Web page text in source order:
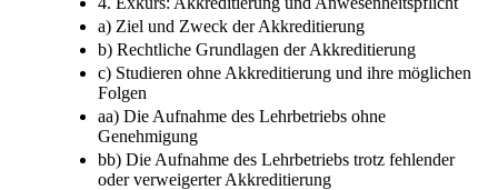
a) Ziel und Zweck der Akkreditierung
b) Rechtliche Grundlagen der Akkreditierung
c) Studieren ohne Akkreditierung und ihre möglichen
Folgen
aa) Die Aufnahme des Lehrbetriebs ohne
Genehmigung
bb) Die Aufnahme des Lehrbetriebs trotz fehlender
oder verweigerter Akkreditierung